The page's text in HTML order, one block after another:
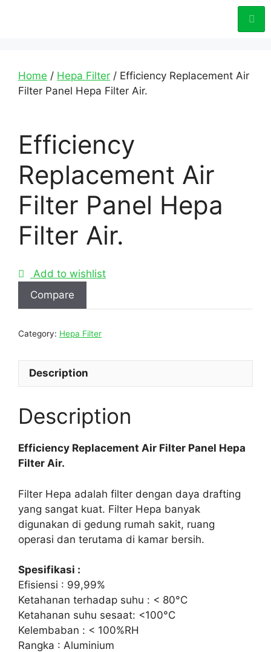
Home / Hepa Filter / Efficiency Replacement Air
Filter Panel Hepa Filter Air.
Efficiency
Replacement Air
Filter Panel Hepa
Filter Air.
Add to wishlist
Compare
Category: Hepa Filter
Description
Description
Efficiency Replacement Air Filter Panel Hepa
Filter Air.
Filter Hepa adalah filter dengan daya drafting
yang sangat kuat. Filter Hepa banyak
digunakan di gedung rumah sakit, ruang
operasi dan terutama di kamar bersih.
Spesifikasi :
Efisiensi : 99,99%
Ketahanan terhadap suhu : < 80°C
Ketahanan suhu sesaat: <100°C
Kelembaban : < 100%RH
Rangka : Aluminium